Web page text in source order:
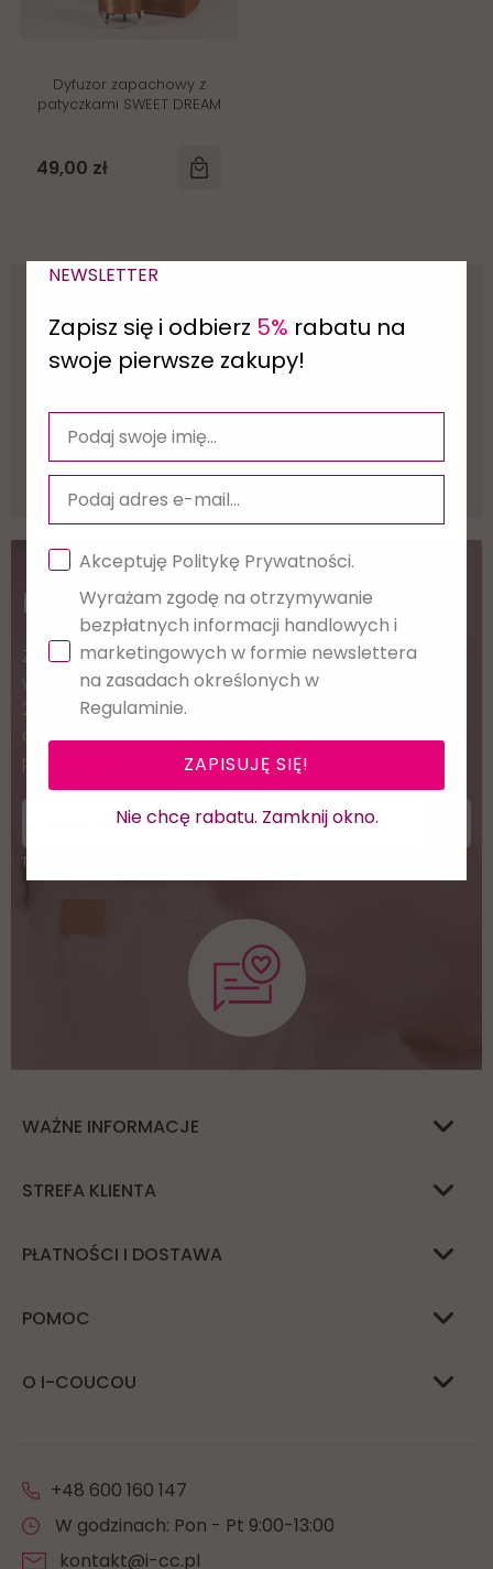
Dyfuzor zapachowy z
patyczkami SWEET DREAM
49,00 zł
Darmowa dostawaod 459,00 zł
30 dnina zwrot
Wiarygodneopinie
NEWSLETTER
Zapisz się i pobierz darmowy e-book "Co warto
wiedzieć przed otwarciem Salonu Stylizacji Rzęs w
2025 roku?" Podaj swój adres e-mail, jeżeli chcesz
otrzymywać informacje o nowościach i
promocjach.
Twoje dane będą przetwarzane zgodnie z naszą
WAŻNE INFORMACJE
STREFA KLIENTA
PŁATNOŚCI I DOSTAWA
POMOC
O I-COUCOU
+48 600 160 147
W godzinach: Pon - Pt 9:00-13:00
kontakt@i-cc.pl
NEWSLETTER
Zapisz się i odbierz 5% rabatu na
swoje pierwsze zakupy!
Akceptuję Politykę Prywatności.
Wyrażam zgodę na otrzymywanie
bezpłatnych informacji handlowych i
marketingowych w formie newslettera
na zasadach określonych w
Regulaminie.
ZAPISUJĘ SIĘ!
Nie chcę rabatu. Zamknij okno.